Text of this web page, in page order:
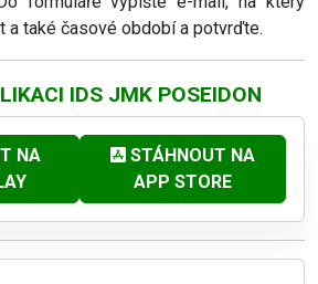
a také časové období a potvrďte.
IDS JMK POSEIDON
NA
STÁHNOUT NA
APP STORE